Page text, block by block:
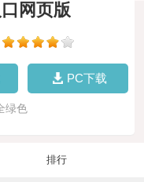
网页版
PC下载
绿色
排行